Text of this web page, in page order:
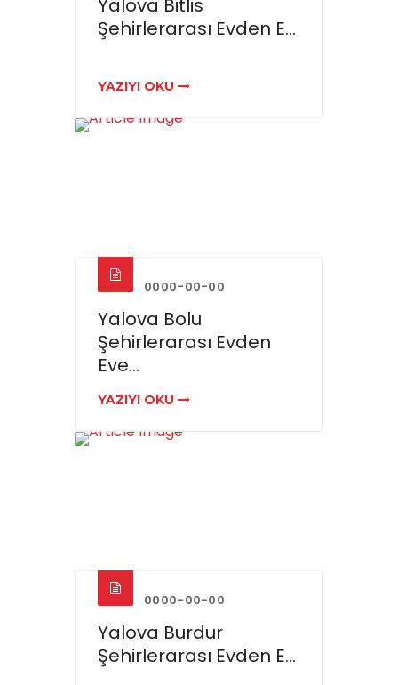
Yalova Bitlis
Şehirlerarası Evden E...
YAZIYI OKU
0000-00-00
Yalova Bolu
Şehirlerarası Evden
Eve...
YAZIYI OKU
0000-00-00
Yalova Burdur
Şehirlerarası Evden E...